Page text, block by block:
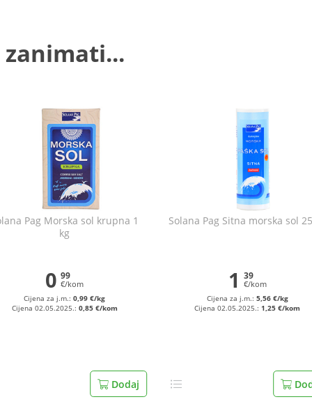
Pag Morska sol krupna 1
kg
0 99
€/kom
Cijena za j.m.:0,99 €/kg
Cijena 02.05.2025.: 0,85 €/kom
Dodaj
Solana Pag Sitna morska sol
1 39
€/kom
Cijena za j.m.: 5,56 €/kg
Cijena 02.05.2025.:1,25 €/kom